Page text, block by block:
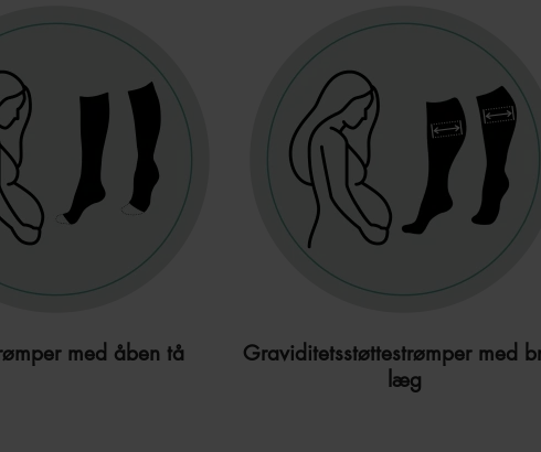
med åben tå
Graviditetsstøttestrømper med
læg